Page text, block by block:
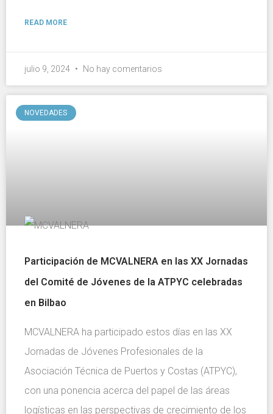
READ MORE
julio 9, 2024 No hay comentarios
NOVEDADES
Participación de MCVALNERA en las XX Jornadas
del Comité de Jóvenes de la ATPYC celebradas
en Bilbao
MCVALNERA ha participado estos días en las XX
Jornadas de Jóvenes Profesionales de la
Asociación Técnica de Puertos y Costas (ATPYC),
con una ponencia acerca del papel de las áreas
logísticas en las perspectivas de crecimiento de los